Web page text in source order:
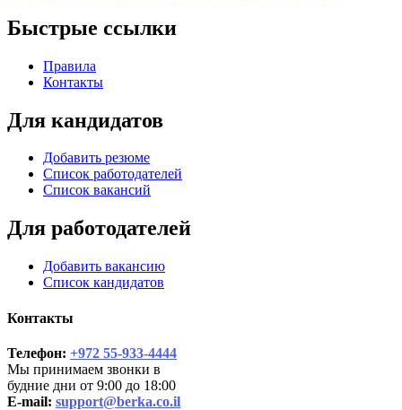
Быстрые ссылки
Правила
Контакты
Для кандидатов
Добавить резюме
Список работодателей
Список вакансий
Для работодателей
Добавить вакансию
Список кандидатов
Контакты
Телефон: +972 55-933-4444
Мы принимаем звонки в
будние дни от 9:00 до 18:00
E-mail: support@berka.co.il